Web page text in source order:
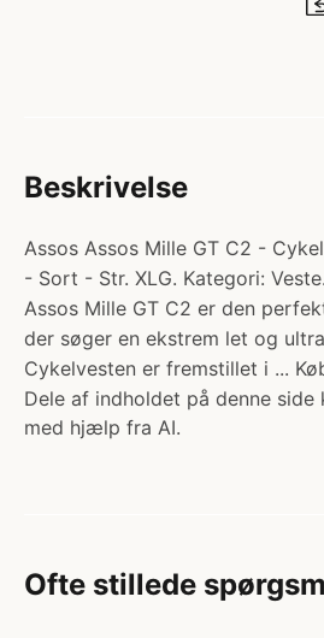
Beskrivelse
Assos Assos Mille GT C2 -
- Sort - Str. XLG. Kategori:
Assos Mille GT C2 er den
der søger en ekstrem let og
Cykelvesten er fremstillet i ...
Dele af indholdet på denne
med hjælp fra AI.
Ofte stillede